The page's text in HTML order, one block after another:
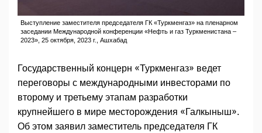
Выступление заместителя председателя ГК «Туркменгаз» на пленарном
заседании Международной конференции «Нефть и газ Туркменистана –
2023», 25 октября, 2023 г., Ашхабад
Государственный концерн «Туркменгаз» ведет
переговоры с международными инвесторами по
второму и третьему этапам разработки
крупнейшего в мире месторождения «Галкыныш».
Об этом заявил заместитель председателя ГК